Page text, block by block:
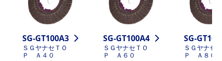
SG-GT100A3
ＳＧヤナセＴＯ
Ｐ Ａ４０
SG-GT100A4
ＳＧヤナセＴＯ
Ｐ Ａ６０
SG-
ＳＧヤナセ
Ｐ Ａ８０